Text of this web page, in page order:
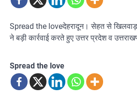
Spread the loveदेहरादून। सेहत से
ने बड़ी कार्रवाई करते हुए उत्तर प्रदेश व
Spread the love